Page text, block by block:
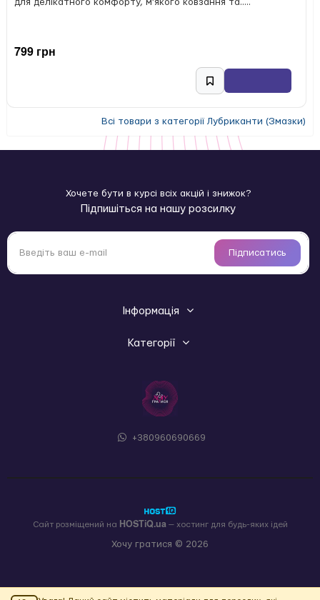
для делікатного комфорту, м’якого ковзання та.....
799 грн
Всі товари з категорії Лубриканти (Змазки)
Хочете бути в курсі всіх акцій і знижок?
Підпишіться на нашу розсилку
Підписатись
Інформація
Категорії
+380960690669
Хочу гратися © 2026
Сайт розміщений на HOSTiQ.ua— хостинг для будь-яких ідей